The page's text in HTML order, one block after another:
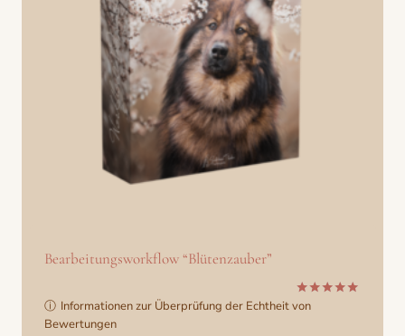
Bearbeitungsworkflow “Blütenzauber”
Bewertet
ⓘ Informationen zur Überprüfung der Echtheit von
Bewertungen